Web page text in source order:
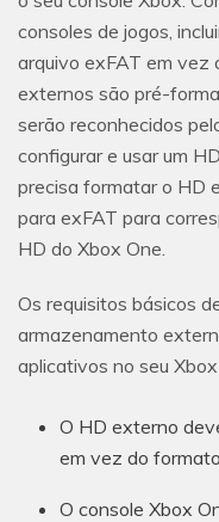
consoles de jogos,
arquivo exFAT em vez
externos são pré-
serão reconhecidos
configurar e usar um
precisa formatar o HD
para exFAT para
HD do Xbox One.
Os requisitos básicos
armazenamento
aplicativos no seu
O HD externo
em vez do
O console Xbox